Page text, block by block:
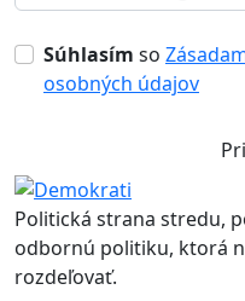
Súhlasím so
osobných údajov
Politická strana stredu,
odbornú politiku, ktorá
rozdeľovať.